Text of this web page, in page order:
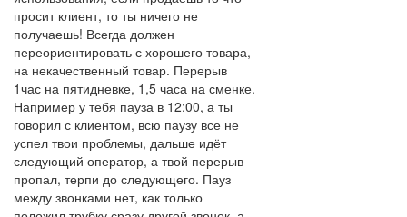
просит клиент, то ты ничего не
получаешь! Всегда должен
переориентировать с хорошего товара,
на некачественный товар. Перерыв
1час на пятидневке, 1,5 часа на сменке.
Например у тебя пауза в 12:00, а ты
говорил с клиентом, всю паузу все не
успел твои проблемы, дальше идёт
следующий оператор, а твой перерыв
пропал, терпи до следующего. Пауз
между звонками нет, как только